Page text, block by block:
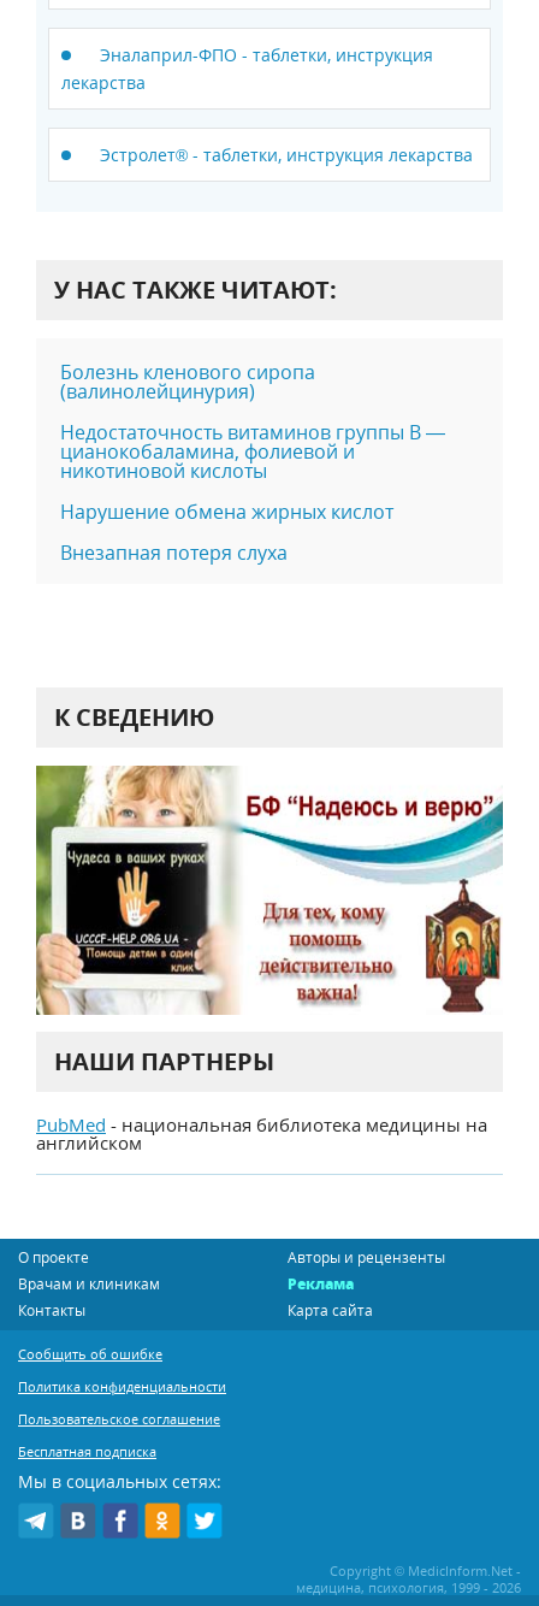
Эналаприл-ФПО - таблетки, инструкция
лекарства
Эстролет® - таблетки, инструкция лекарства
У НАС ТАКЖЕ ЧИТАЮТ:
Болезнь кленового сиропа
(валинолейцинурия)
Недостаточность витаминов группы В —
цианокобаламина, фолиевой и
никотиновой кислоты
Нарушение обмена жирных кислот
Внезапная потеря слуха
К СВЕДЕНИЮ
НАШИ ПАРТНЕРЫ
PubMed - национальная библиотека медицины на
английском
О проекте
Авторы и рецензенты
Врачам и клиникам
Реклама
Контакты
Карта сайта
Сообщить об ошибке
Политика конфиденциальности
Пользовательское соглашение
Бесплатная подписка
Мы в социальных сетях:
Copyright © MedicInform.Net -
медицина, психология, 1999 - 2026